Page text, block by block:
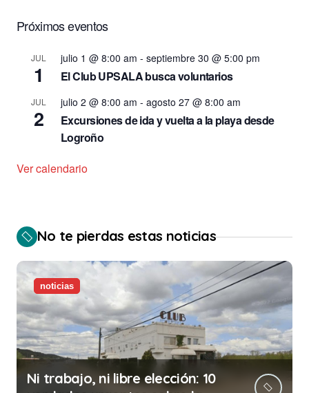
Próximos eventos
JUL
1
julio 1 @ 8:00 am - septiembre 30 @ 5:00 pm
El Club UPSALA busca voluntarios
JUL
2
julio 2 @ 8:00 am - agosto 27 @ 8:00 am
Excursiones de ida y vuelta a la playa desde
Logroño
Ver calendario
No te pierdas estas noticias
noticias
Ni trabajo, ni libre elección: 10